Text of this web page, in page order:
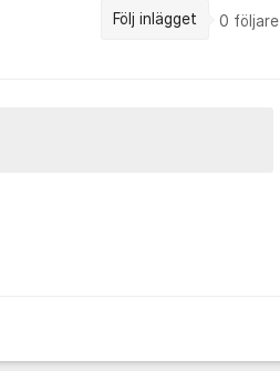
Följ inlägget 0 följare